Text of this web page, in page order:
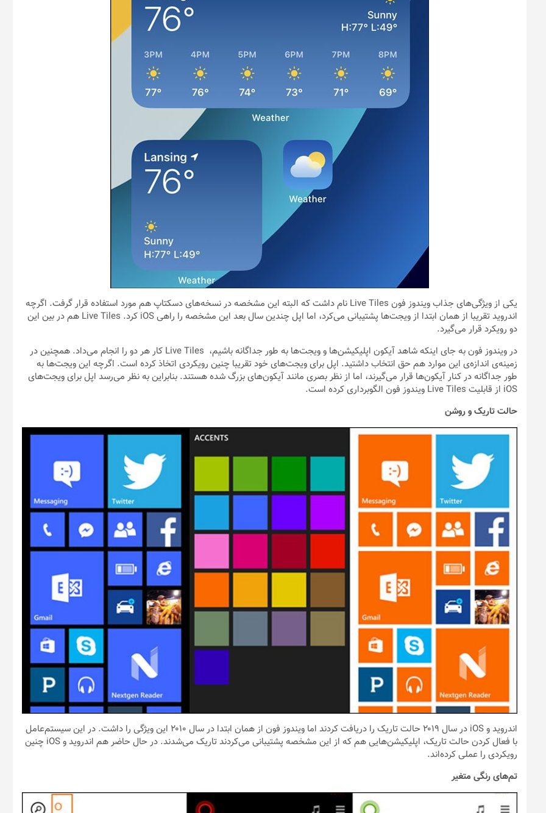
یکی از ویژگی‌های جذاب ویندوز فون Live Tiles نام داشت که البته این مشخصه در نسخه‌های دسکتاپ هم مورد استفاده قرار گرفت. اگرچه
اندروید تقریبا از همان ابتدا از ویجت‌ها پشتیبانی می‌کرد، اما اپل چندین سال بعد این مشخصه را راهی iOS کرد. Live Tiles هم در بین این
دو رویکرد قرار می‌گیرد.
در ویندوز فون به جای اینکه شاهد آیکون‌ اپلیکیشن‌ها و ویجت‌ها به طور جداگانه باشیم، Live Tiles کار هر دو را انجام می‌داد. همچنین در
زمینه‌ی اندازه‌ی این موارد هم حق انتخاب داشتید. اپل برای ویجت‌های خود تقریبا چنین رویکردی اتخاذ کرده است. اگرچه این ویجت‌ها به
طور جداگانه در کنار آیکون‌ها قرار می‌گیرند، اما از نظر بصری مانند آیکون‌های بزرگ شده هستند. بنابراین به نظر می‌رسد اپل برای ویجت‌های
iOS از قابلیت Live Tiles ویندوز فون الگوبرداری کرده است.
حالت تاریک و روشن
اندروید و iOS در سال ۲۰۱۹ حالت تاریک را دریافت کردند اما ویندوز فون از همان ابتدا در سال ۲۰۱۰ این ویژگی را داشت. در این سیستم‌عامل
با فعال کردن حالت تاریک، اپلیکیشن‌هایی هم که از این مشخصه پشتیبانی می‌کردند تاریک می‌شدند. در حال حاضر هم اندروید و iOS چنین
رویکردی را عملی کرده‌اند.
تم‌های رنگی متغیر